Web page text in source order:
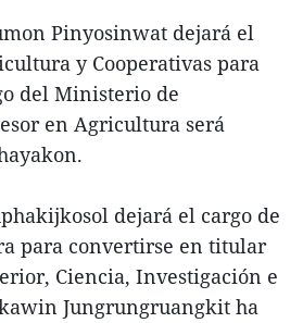
Pinyosinwat dejará el
y Cooperativas para
del Ministerio de
en Agricultura será
dejará el cargo de
para convertirse en titular
Ciencia, Investigación e
Jungrungruangkit ha